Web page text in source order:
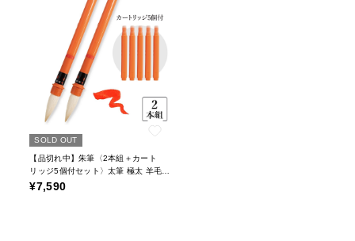
SOLD OUT
【品切れ中】朱筆〈2本組＋カート
リッジ5個付セット〉太筆 極太 羊毛筆
（48143-48144）h2
¥7,590